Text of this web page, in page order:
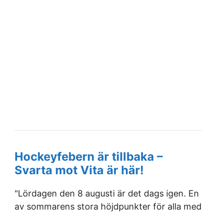
Hockeyfebern är tillbaka –
Svarta mot Vita är här!
"Lördagen den 8 augusti är det dags igen. En
av sommarens stora höjdpunkter för alla med